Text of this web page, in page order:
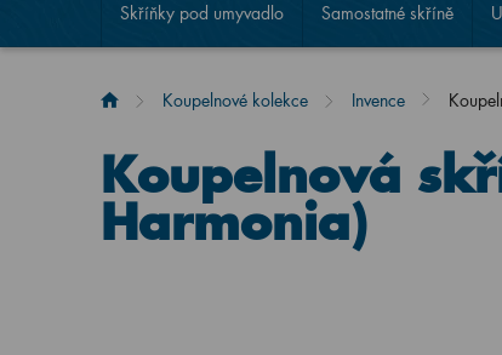
Skříňky pod umyvadlo Samostatné skříně
Koupelnové kolekce Invence
Koupelnová
Harmonia)